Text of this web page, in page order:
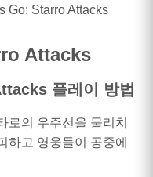
Go: Starro Attacks
Attacks
플레이 방법
로의 우주선을 물리치
하고 영웅들이 공중에